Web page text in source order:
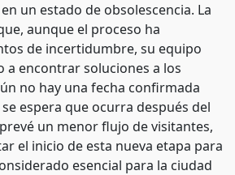
un estado de obsolescencia. La
aunque el proceso ha
de incertidumbre, su equipo
a encontrar soluciones a los
no hay una fecha confirmada
espera que ocurra después del
un menor flujo de visitantes,
el inicio de esta nueva etapa para
esencial para la ciudad